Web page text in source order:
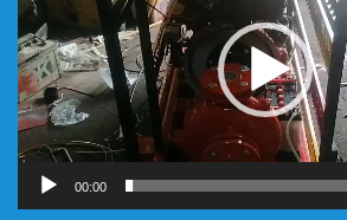
Video
00:00